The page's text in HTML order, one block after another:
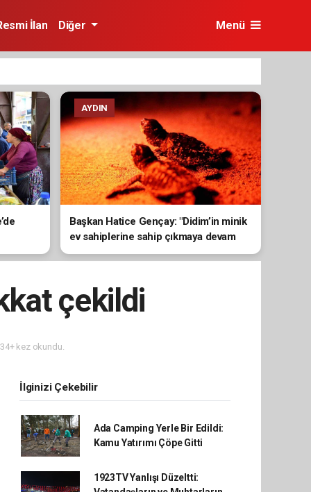
İlan Diğer Menü
AYDIN
Başkan Hatice Gençay: "Didim’in minik
ev sahiplerine sahip çıkmaya devam
edeceğiz"
çekildi
kez okundu.
İlginizi Çekebilir
Ada Camping Yerle Bir Edildi:
Kamu Yatırımı Çöpe Gitti
1923TV Yanlışı Düzeltti: